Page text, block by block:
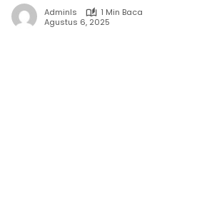
Adminls
1 Min Baca
Agustus 6, 2025